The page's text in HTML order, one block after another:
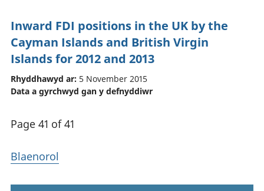
Inward FDI positions in the UK by the
Cayman Islands and British Virgin
Islands for 2012 and 2013
Rhyddhawyd ar: 5 November 2015
Data a gyrchwyd gan y defnyddiwr
Page 41 of 41
Blaenorol